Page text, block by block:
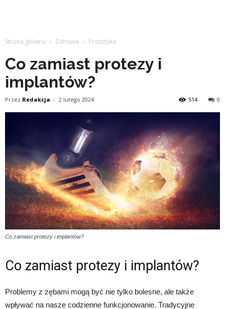
Strona główna Zdrowie Protetyka
Co zamiast protezy i
implantów?
Przez Redakcja - 2 lutego 2024 0
514
Co zamiast protezy i implantów?
Co zamiast protezy i implantów?
Problemy z zębami mogą być nie tylko bolesne, ale także
wpływać na nasze codzienne funkcjonowanie. Tradycyjne